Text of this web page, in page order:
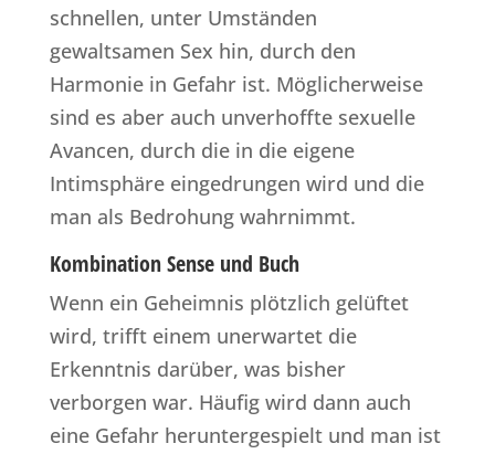
schnellen, unter Umständen
gewaltsamen Sex hin, durch den
Harmonie in Gefahr ist. Möglicherweise
sind es aber auch unverhoffte sexuelle
Avancen, durch die in die eigene
Intimsphäre eingedrungen wird und die
man als Bedrohung wahrnimmt.
Kombination Sense und Buch
Wenn ein Geheimnis plötzlich gelüftet
wird, trifft einem unerwartet die
Erkenntnis darüber, was bisher
verborgen war. Häufig wird dann auch
eine Gefahr heruntergespielt und man ist